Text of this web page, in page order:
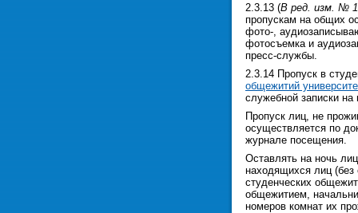
2.3.13 (В ред. изм. №
пропускам на общих
фото-,
фотосъемка и
пресс-службы.
2.3.14 Пропуск в
общежитий
служебной записки
Пропуск лиц, не
осуществляется по
журнале посещения.
Оставлять на ночь
находящихся лиц (без
студенческих
общежитием,
номеров комнат их